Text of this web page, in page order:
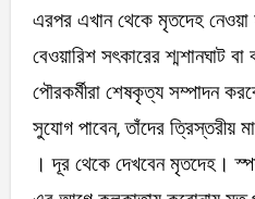
এরপর এখান থেকে মৃতদেহ নেওয়া
বেওয়ারিশ সৎকারের শ্মশানঘাট
পৌরকর্মীরা শেষকৃত্য সম্পাদন
সুযোগ পাবেন, তাঁদের ত্রিস্তরীয়
। দূর থেকে দেখবেন মৃতদেহ।